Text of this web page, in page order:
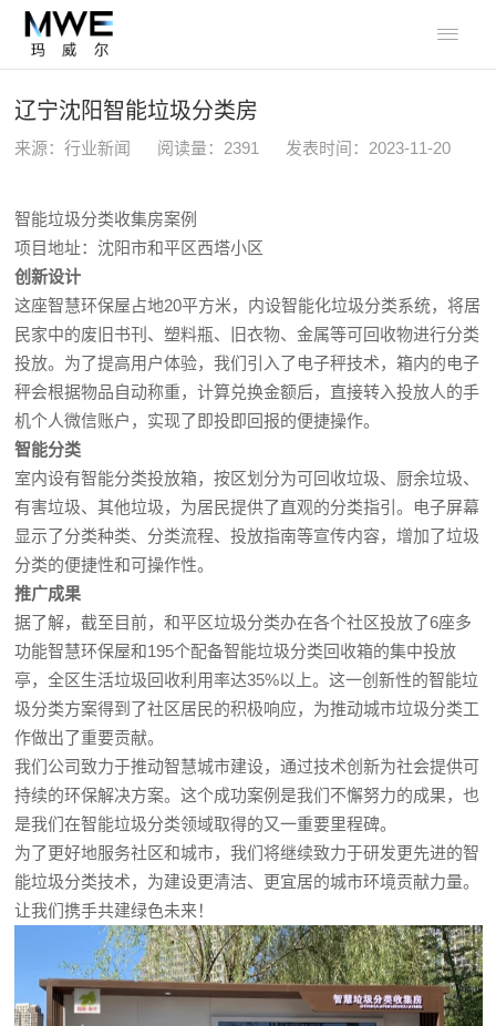

辽宁沈阳智能垃圾分类房
来源：行业新闻 阅读量： 2391 发表时间：2023-11-20
智能垃圾分类收集房案例
项目地址：沈阳市和平区西塔小区
创新设计
这座智慧环保屋占地20平方米，内设智能化垃圾分类系统，将居
民家中的废旧书刊、塑料瓶、旧衣物、金属等可回收物进行分类
投放。为了提高用户体验，我们引入了电子秤技术，箱内的电子
秤会根据物品自动称重，计算兑换金额后，直接转入投放人的手
机个人微信账户，实现了即投即回报的便捷操作。
智能分类
室内设有智能分类投放箱，按区划分为可回收垃圾、厨余垃圾、
有害垃圾、其他垃圾，为居民提供了直观的分类指引。电子屏幕
显示了分类种类、分类流程、投放指南等宣传内容，增加了垃圾
分类的便捷性和可操作性。
推广成果
据了解，截至目前，和平区垃圾分类办在各个社区投放了6座多
功能智慧环保屋和195个配备智能垃圾分类回收箱的集中投放
亭，全区生活垃圾回收利用率达35%以上。这一创新性的智能垃
圾分类方案得到了社区居民的积极响应，为推动城市垃圾分类工
作做出了重要贡献。
我们公司致力于推动智慧城市建设，通过技术创新为社会提供可
持续的环保解决方案。这个成功案例是我们不懈努力的成果，也
是我们在智能垃圾分类领域取得的又一重要里程碑。
为了更好地服务社区和城市，我们将继续致力于研发更先进的智
能垃圾分类技术，为建设更清洁、更宜居的城市环境贡献力量。
让我们携手共建绿色未来！